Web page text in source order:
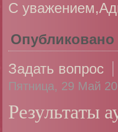
С
Опубликовано
Задать вопрос
Пятница, 29 Май
Результаты